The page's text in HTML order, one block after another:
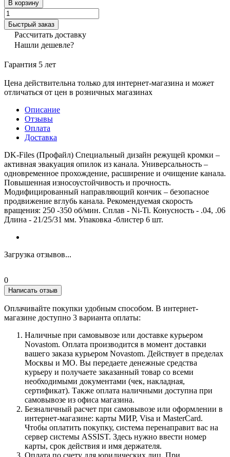
В корзину
Быстрый заказ
Рассчитать доставку
Нашли дешевле?
Гарантия 5 лет
Цена действительна только для интернет-магазина и может
отличаться от цен в розничных магазинах
Описание
Отзывы
Оплата
Доставка
DK-Files (Профайл) Специальный дизайн режущей кромки –
активная эвакуация опилок из канала. Универсальность –
одновременное прохождение, расширение и очищение канала.
Повышенная износоустойчивость и прочность.
Модифицированный направляющий кончик – безопасное
продвижение вглубь канала. Рекомендуемая скорость
вращения: 250 -350 об/мин. Сплав - Ni-Ti. Конусность - .04, .06
Длина - 21/25/31 мм. Упаковка -блистер 6 шт.
Загрузка отзывов...
0
Написать отзыв
Оплачивайте покупки удобным способом. В интернет-
магазине доступно 3 варианта оплаты:
Наличные при самовывозе или доставке курьером
Novastom. Оплата производится в момент доставки
вашего заказа курьером Novastom. Действует в пределах
Москвы и МО. Вы передаете денежные средства
курьеру и получаете заказанный товар со всеми
необходимыми документами (чек, накладная,
сертификат). Также оплата наличными доступна при
самовывозе из офиса магазина.
Безналичный расчет при самовывозе или оформлении в
интернет-магазине: карты МИР, Visa и MasterCard.
Чтобы оплатить покупку, система перенаправит вас на
сервер системы ASSIST. Здесь нужно ввести номер
карты, срок действия и имя держателя.
Оплата по счету для юридических лиц. При